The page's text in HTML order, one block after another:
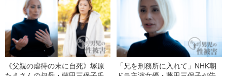
《父親の虐待の末に自死》塚原
「兄を刑務所に入れて」NHK朝